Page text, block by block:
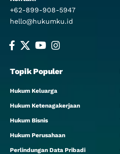
+62-899-908-5947
hello@hukumku.id
Topik Populer
Hukum Keluarga
Hukum Ketenagakerjaan
Hukum Bisnis
Hukum Perusahaan
Perlindungan Data Pribadi